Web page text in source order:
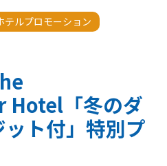
テルプロモーション
Hotel「冬のダ
ト付」特別プ